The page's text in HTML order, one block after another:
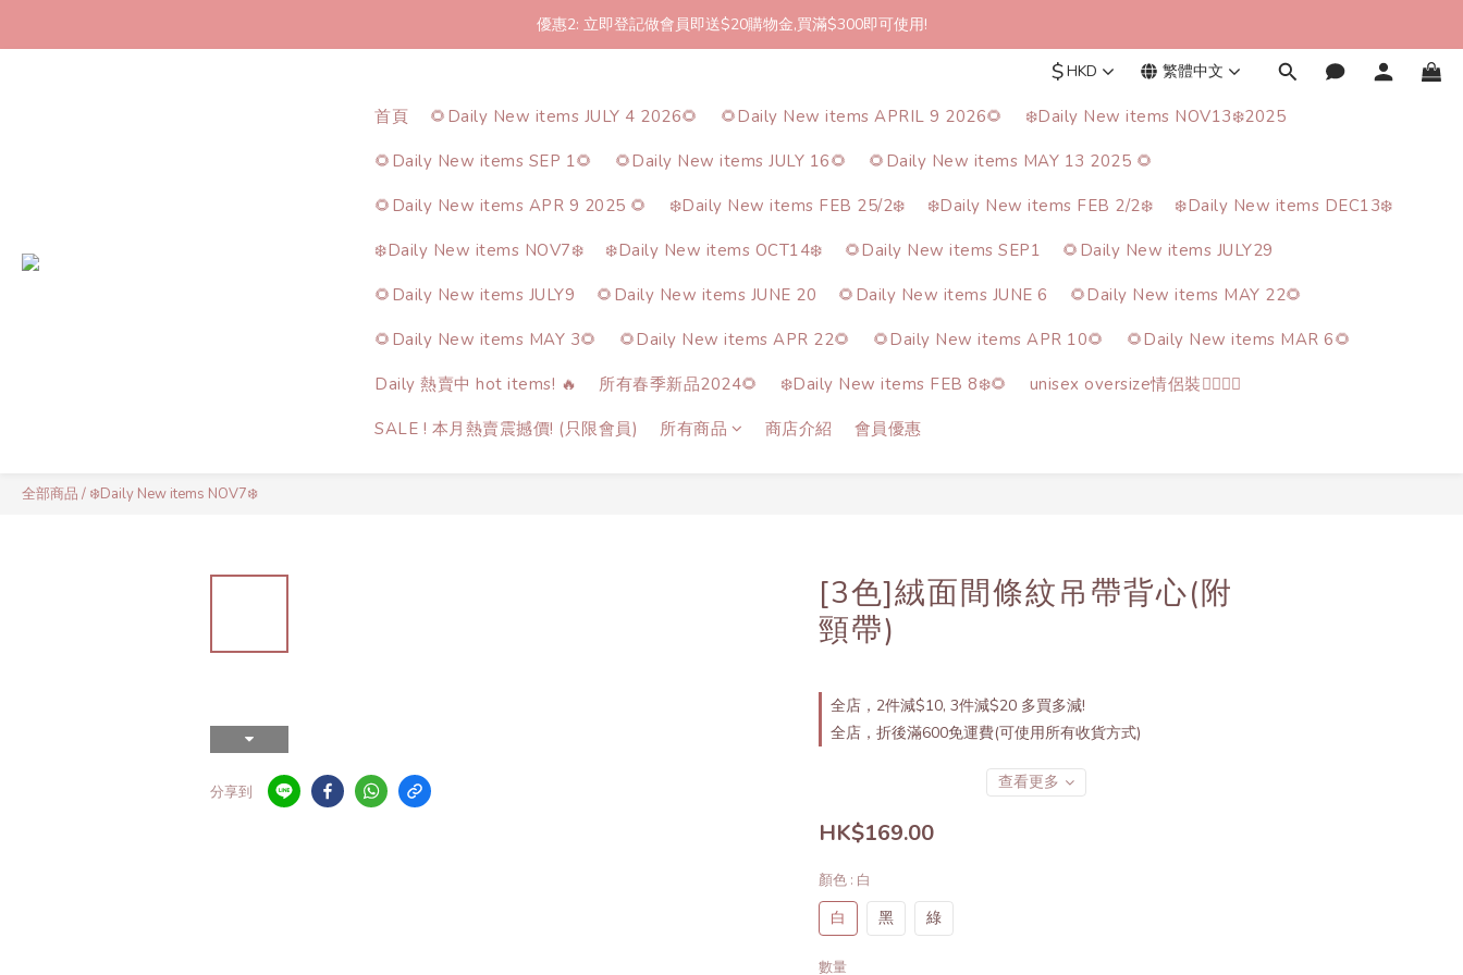
2件起包郵!(反應良好優惠期延長🎉!shop now!)
優惠2: 立即登記做會員即送$20購物金,買滿$300即可使用!
$HKD 繁體中文
首頁 🌻Daily New items JULY 4 2026🌻 🌻Daily New items APRIL 9 2026🌻 ❄️Daily New items NOV13❄️2025
🌻Daily New items SEP 1🌻 🌻Daily New items JULY 16🌻 🌻Daily New items MAY 13 2025 🌻
🌻Daily New items APR 9 2025 🌻 ❄️Daily New items FEB 25/2❄️ ❄️Daily New items FEB 2/2❄️ ❄️Daily New items DEC13❄️
❄️Daily New items NOV7❄️ ❄️Daily New items OCT14❄️ 🌻Daily New items SEP1 🌻Daily New items JULY29
🌻Daily New items JULY9 🌻Daily New items JUNE 20 🌻Daily New items JUNE 6 🌻Daily New items MAY 22🌻
🌻Daily New items MAY 3🌻 🌻Daily New items APR 22🌻 🌻Daily New items APR 10🌻 🌻Daily New items MAR 6🌻
Daily 熱賣中 hot items! 🔥 所有春季新品2024🌻 ❄️Daily New items FEB 8❄️🌻 unisex oversize情侶裝🙋‍♂️🙋‍♀️
SALE ! 本月熱賣震撼價! (只限會員) 所有商品 商店介紹 會員優惠
全部商品 / ❄️Daily New items NOV7❄️
分享到
[3色]絨面間條紋吊帶背心(附
頸帶)
全店，2件減$10, 3件減$20 多買多減!
全店，折後滿600免運費(可使用所有收貨方式)
查看更多
HK$169.00
顏色 : 白
白 黑 綠
數量